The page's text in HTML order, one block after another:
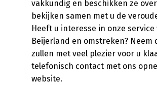
vakkundig en beschikken ze
bekijken samen met u de
Heeft u interesse in onze
Beijerland en omstreken?
zullen met veel plezier voor u
telefonisch contact met ons
website.